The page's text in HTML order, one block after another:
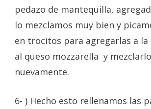
pedazo de mantequilla,
lo mezclamos muy bien y
en trocitos para agregarlas a
al queso mozzarella y mezclarlo
nuevamente.
6- ) Hecho esto rellenamos las